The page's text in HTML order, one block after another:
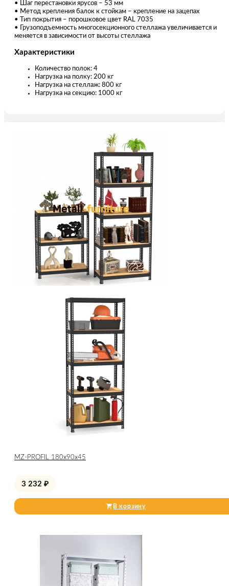
• Шаг перестановки ярусов – 53 мм
• Метод крепления балок к стойкам – крепление на зацепах
• Тип покрытия – порошковое цвет RAL 7035
• Грузоподъемность многосекционного стеллажа увеличивается и
меняется в зависимости от высоты стеллажа
Характеристики
Количество полок: 4
Нагрузка на полку: 200 кг
Нагрузка на стеллаж: 800 кг
Нагрузка на секцию: 1000 кг
МZ-PROFIL 180х90х45
3 232 ₽
В корзину